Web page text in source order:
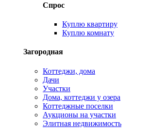
Спрос
Куплю квартиру
Куплю комнату
Загородная
Коттеджи, дома
Дачи
Участки
Дома, коттеджи у озера
Коттеджные поселки
Аукционы на участки
Элитная недвижимость